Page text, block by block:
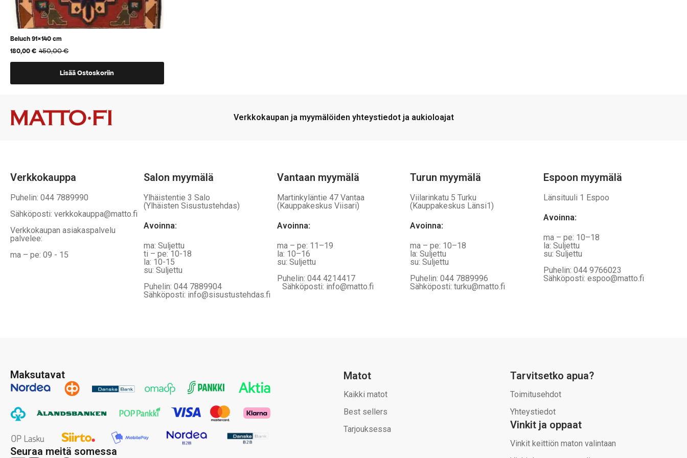
Beluch 91×140 cm
450,00€
Alkuperäinen
hinta
180,00€
Nykyinen
hinta
Lisää Ostoskoriin
Verkkokaupan ja myymälöiden yhteystiedot ja aukioloajat
Verkkokauppa
Puhelin: 044 7889990
Sähköposti: verkkokauppa@matto.fi
Verkkokaupan asiakaspalvelu
palvelee:
ma – pe: 09 - 15
Salon myymälä
Ylhäistentie 3 Salo
(Ylhäisten Sisustustehdas)
Avoinna:
ma: Suljettu
ti – pe: 10-18
la: 10-15
su: Suljettu
Puhelin: 044 7889904
Sähköposti: info@sisustustehdas.fi
Vantaan myymälä
Martinkyläntie 47 Vantaa
(Kauppakeskus Viisari)
Avoinna:
ma – pe: 11–19
la: 10–16
su: Suljettu
Puhelin: 044 4214417
Sähköposti: info@matto.fi
Turun myymälä
Viilarinkatu 5 Turku
(Kauppakeskus Länsi1)
Avoinna:
ma – pe: 10–18
la: Suljettu
su: Suljettu
Puhelin: 044 7889996
Sähköposti: turku@matto.fi
Espoon myymälä
Länsituuli 1 Espoo
Avoinna:
ma – pe: 10–18
la: Suljettu
su: Suljettu
Puhelin: 044 9766023
Sähköposti: espoo@matto.fi
Maksutavat
Seuraa meitä somessa
Matot
Kaikki matot
Best sellers
Tarjouksessa
Tarvitsetko apua?
Toimitusehdot
Yhteystiedot
Vinkit ja oppaat
Vinkit keittiön maton valintaan